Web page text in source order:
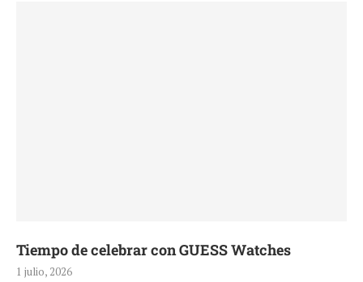
Tiempo de celebrar con GUESS Watches
1 julio, 2026